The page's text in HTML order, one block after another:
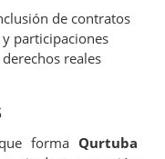
de contratos
participaciones
reales
forma Qurtuba